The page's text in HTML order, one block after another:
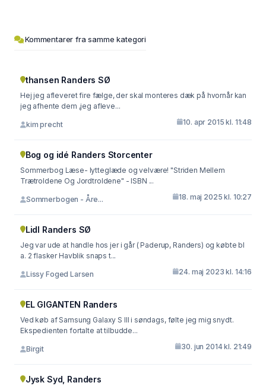
Kommentarer fra samme kategori
thansen Randers SØ
Hej jeg afleveret fire fælge, der skal monteres dæk på hvornår kan
jeg afhente dem ,jeg afleve...
kim precht 10. apr 2015 kl. 11:48
Bog og idé Randers Storcenter
Sommerbog Læse- lytteglæde og velvære! "Striden Mellem
Trætroldene Og Jordtroldene" - ISBN ...
Sommerbogen - Åre... 18. maj 2025 kl. 10:27
Lidl Randers SØ
Jeg var ude at handle hos jer i går ( Paderup, Randers) og købte bl
a. 2 flasker Havblik snaps t...
Lissy Foged Larsen 24. maj 2023 kl. 14:16
EL GIGANTEN Randers
Ved køb af Samsung Galaxy S III i søndags, følte jeg mig snydt.
Ekspedienten fortalte at tilbudde...
Birgit 30. jun 2014 kl. 21:49
Jysk Syd, Randers